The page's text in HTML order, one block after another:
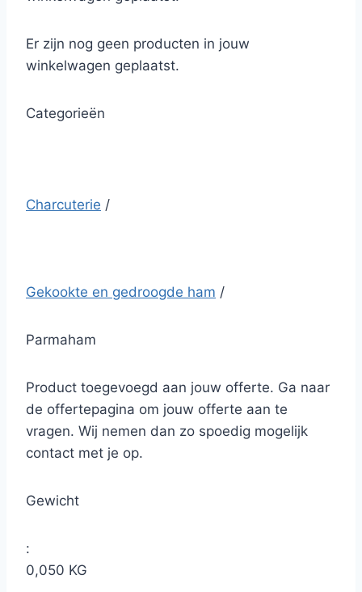
Er zijn nog geen producten in jouw
winkelwagen geplaatst.
Categorieën
Charcuterie /
Gekookte en gedroogde ham /
Parmaham
Product toegevoegd aan jouw offerte. Ga naar
de offertepagina om jouw offerte aan te
vragen. Wij nemen dan zo spoedig mogelijk
contact met je op.
Gewicht
:
0,050 KG